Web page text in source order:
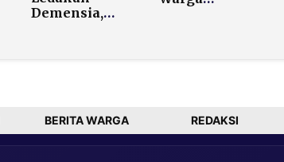
Demensia,
BERITA WARGA REDAKSI